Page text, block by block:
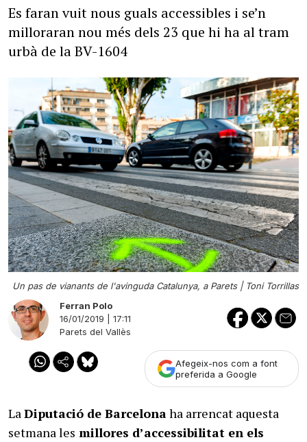
Es faran vuit nous guals accessibles i se’n
milloraran nou més dels 23 que hi ha al tram
urbà de la BV-1604
Un pas de vianants de l'avinguda Catalunya, a Parets | Toni Torrillas
Ferran Polo
16/01/2019 | 17:11
Parets del Vallès
Afegeix-nos com a font
preferida a Google
LaDiputació de Barcelonaha arrencat aquesta
setmana les millores d’accessibilitat en els